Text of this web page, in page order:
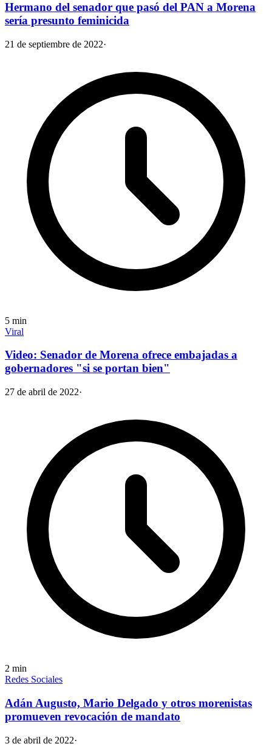
Hermano del senador que pasó del PAN a Morena
sería presunto feminicida
21 de septiembre de 2022·
5 min
Viral
Video: Senador de Morena ofrece embajadas a
gobernadores "si se portan bien"
27 de abril de 2022·
2 min
Redes Sociales
Adán Augusto, Mario Delgado y otros morenistas
promueven revocación de mandato
3 de abril de 2022·